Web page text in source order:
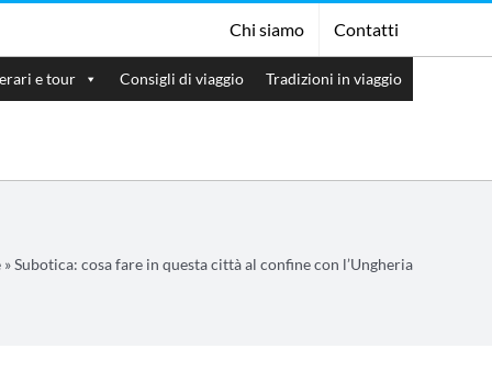
Chi siamo Contatti
e tour Consigli di viaggio Tradizioni in viaggio
»Subotica: cosa fare in questa città al confine con l’Ungheria